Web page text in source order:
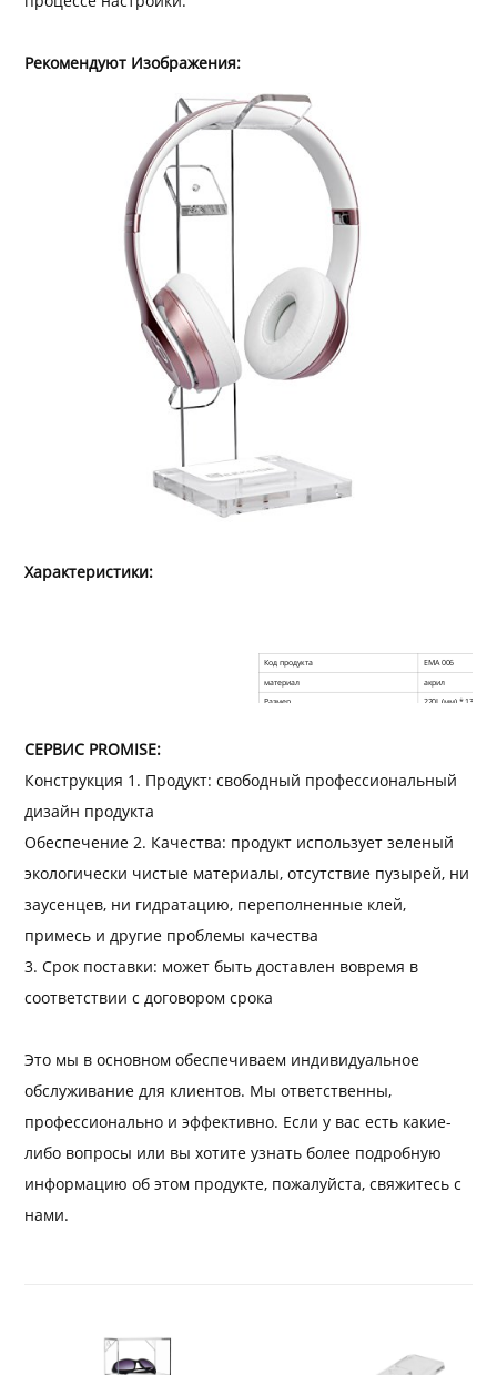
Рекомендуют Изображения:
Характеристики:
Код продукта EMA 006
материал акрил
Размер 220L (мм) * 130W
СЕРВИС PROMISE:
Конструкция 1. Продукт: свободный профессиональный
дизайн продукта
Обеспечение 2. Качества: продукт использует зеленый
экологически чистые материалы, отсутствие пузырей, ни
заусенцев, ни гидратацию, переполненные клей,
примесь и другие проблемы качества
3. Срок поставки: может быть доставлен вовремя в
соответствии с договором срока
Это мы в основном обеспечиваем индивидуальное
обслуживание для клиентов. Мы ответственны,
профессионально и эффективно. Если у вас есть какие-
либо вопросы или вы хотите узнать более подробную
информацию об этом продукте, пожалуйста, свяжитесь с
нами.